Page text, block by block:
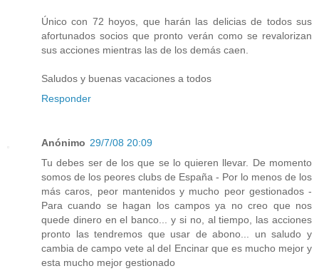
Único con 72 hoyos, que harán las delicias de todos sus
afortunados socios que pronto verán como se revalorizan
sus acciones mientras las de los demás caen.
Saludos y buenas vacaciones a todos
Responder
Anónimo 29/7/08 20:09
Tu debes ser de los que se lo quieren llevar. De momento
somos de los peores clubs de España - Por lo menos de los
más caros, peor mantenidos y mucho peor gestionados -
Para cuando se hagan los campos ya no creo que nos
quede dinero en el banco... y si no, al tiempo, las acciones
pronto las tendremos que usar de abono... un saludo y
cambia de campo vete al del Encinar que es mucho mejor y
esta mucho mejor gestionado